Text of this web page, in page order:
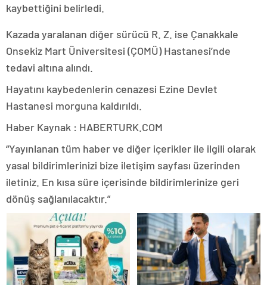
kaybettiğini belirledi.
Kazada yaralanan diğer sürücü R. Z. ise Çanakkale
Onsekiz Mart Üniversitesi (ÇOMÜ) Hastanesi’nde
tedavi altına alındı.
Hayatını kaybedenlerin cenazesi Ezine Devlet
Hastanesi morguna kaldırıldı.
Haber Kaynak : HABERTURK.COM
“Yayınlanan tüm haber ve diğer içerikler ile ilgili olarak
yasal bildirimlerinizi bize iletişim sayfası üzerinden
iletiniz. En kısa süre içerisinde bildirimlerinize geri
dönüş sağlanılacaktır.”